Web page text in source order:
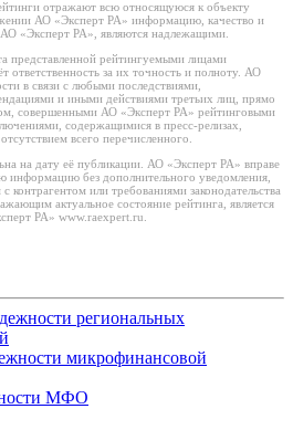
отражают всю относящуюся к объекту
АО «Эксперт РА» информацию, качество и
«Эксперт РА», являются надлежащими.
представленной рейтингуемыми лицами
ответственность за их точность и полноту. АО
в связи с любыми последствиями,
и иными действиями третьих лиц, прямо
совершенными АО «Эксперт РА» рейтинговыми
содержащимися в пресс-релизах,
всего перечисленного.
на дату её публикации. АО «Эксперт РА» вправе
информацию без дополнительного уведомления,
контрагентом или требованиями законодательства
актуальное состояние рейтинга, является
РА» www.raexpert.ru.
региональных
микрофинансовой
МФО